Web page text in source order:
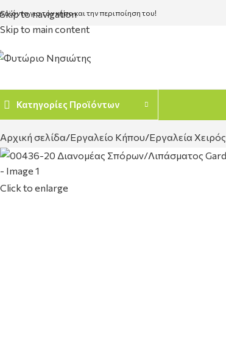
Skip to navigation
Skip to main content
για τον κήπο και την περιποίηση του!
Κατηγορίες Προϊόντων
Αρχική σελίδα Εργαλείο Κήπου Εργαλεία Χειρός
Click to enlarge